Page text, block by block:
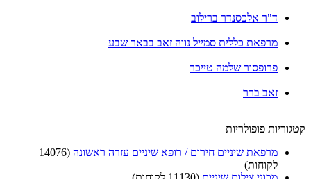
ד"ר אלכסנדר ברילוב
מרפאת כללית סמייל נווה זאב בבאר שבע
פרופסור שלמה טייכר
זאב ברר
קטגוריות פופולריות
מרפאת שיניים חירום / רופא שיניים עזרה ראשונה (14076
לקוחות)